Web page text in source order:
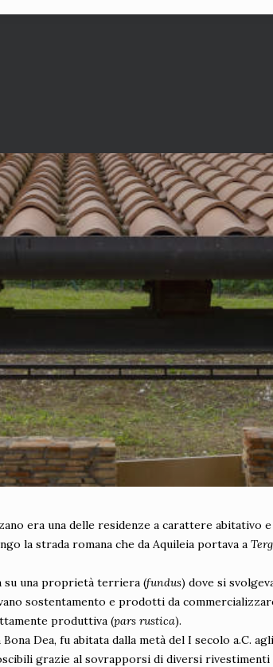
era una delle residenze a carattere
la strada romana che da Aquileia portava a
su una proprietà terriera (fundus) dove si
sostentamento e prodotti da
produttiva (pars rustica).
Dea, fu abitata dalla metà del I secolo a.C.
grazie al sovrapporsi di diversi rivestimenti